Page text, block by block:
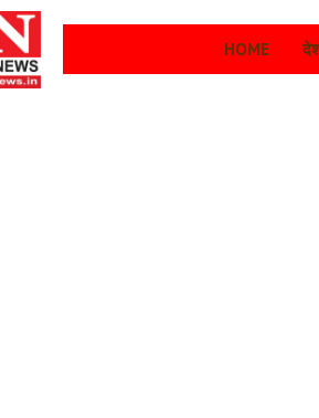
HOME